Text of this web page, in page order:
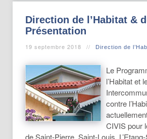
Direction de l’Habitat &
Présentation
19 septembre 2018 Direction de
Le
l’Habitat et
contre
CIVIS pour
de Saint-Pierre, Saint-Louis,